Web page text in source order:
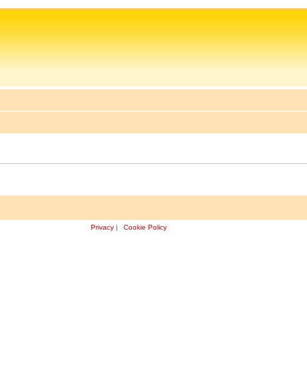
Privacy | Cookie Policy